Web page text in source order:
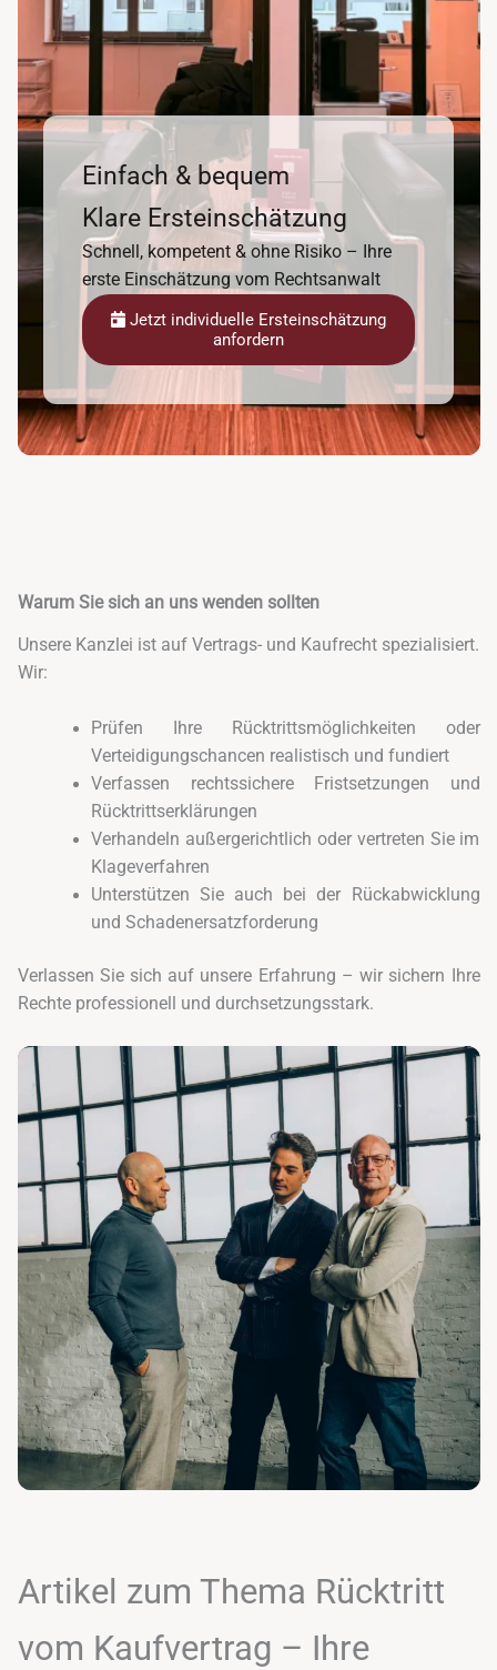
Einfach & bequem
Klare Ersteinschätzung
Schnell, kompetent & ohne Risiko – Ihre
erste Einschätzung vom Rechtsanwalt
Jetzt individuelle Ersteinschätzung
anfordern
Warum Sie sich an uns wenden sollten
Unsere Kanzlei ist auf Vertrags- und Kaufrecht spezialisiert.
Wir:
Prüfen Ihre Rücktrittsmöglichkeiten oder
Verteidigungschancen realistisch und fundiert
Verfassen rechtssichere Fristsetzungen und
Rücktrittserklärungen
Verhandeln außergerichtlich oder vertreten Sie im
Klageverfahren
Unterstützen Sie auch bei der Rückabwicklung
und Schadenersatzforderung
Verlassen Sie sich auf unsere Erfahrung – wir sichern Ihre
Rechte professionell und durchsetzungsstark.
Artikel zum Thema Rücktritt
vom Kaufvertrag – Ihre